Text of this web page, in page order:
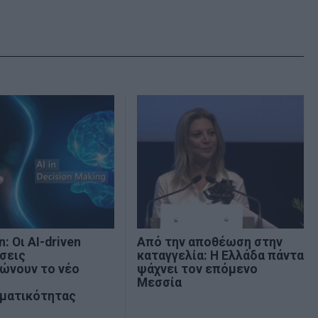
Οι AI-driven
το νέο
Από την αποθέωση στην
καταγγελία: Η Ελλάδα πάντα
ψάχνει τον επόμενο
Μεσσία